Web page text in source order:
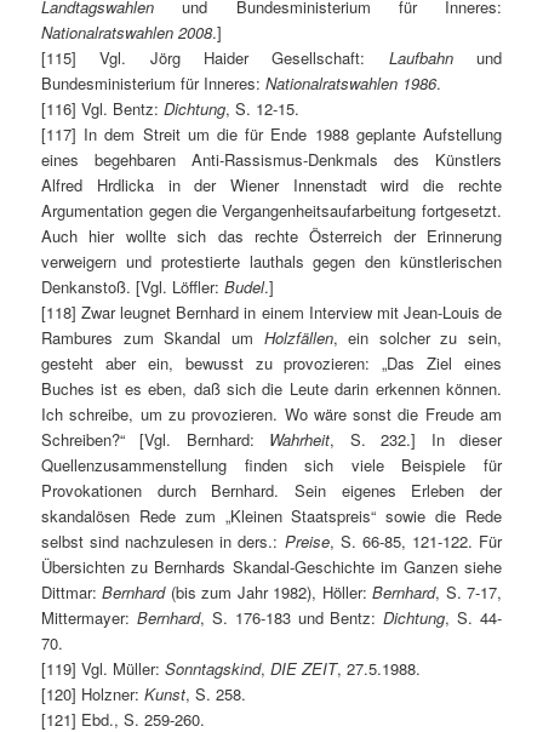
Landtagswahlen und Bundesministerium für Inneres:
Nationalratswahlen 2008.]
[115] Vgl. Jörg Haider Gesellschaft: Laufbahnund
Bundesministerium für Inneres:Nationalratswahlen 1986.
[116] Vgl. Bentz:Dichtung, S. 12-15.
[117] In dem Streit um die für Ende 1988 geplante Aufstellung
eines begehbaren Anti-Rassismus-Denkmals des Künstlers
Alfred Hrdlicka in der Wiener Innenstadt wird die rechte
Argumentation gegen die Vergangenheitsaufarbeitung fortgesetzt.
Auch hier wollte sich das rechte Österreich der Erinnerung
verweigern und protestierte lauthals gegen den künstlerischen
Denkanstoß. [Vgl. Löffler:Budel.]
[118] Zwar leugnet Bernhard in einem Interview mit Jean-Louis de
Rambures zum Skandal um Holzfällen, ein solcher zu sein,
gesteht aber ein, bewusst zu provozieren: „Das Ziel eines
Buches ist es eben, daß sich die Leute darin erkennen können.
Ich schreibe, um zu provozieren. Wo wäre sonst die Freude am
Schreiben?“ [Vgl. Bernhard: Wahrheit, S. 232.] In dieser
Quellenzusammenstellung finden sich viele Beispiele für
Provokationen durch Bernhard. Sein eigenes Erleben der
skandalösen Rede zum „Kleinen Staatspreis“ sowie die Rede
selbst sind nachzulesen in ders.: Preise, S. 66-85, 121-122. Für
Übersichten zu Bernhards Skandal-Geschichte im Ganzen siehe
Dittmar:Bernhard(bis zum Jahr 1982), Höller:Bernhard, S. 7-17,
Mittermayer: Bernhard, S. 176-183 und Bentz:Dichtung, S. 44-
70.
[119] Vgl. Müller:Sonntagskind, DIE ZEIT, 27.5.1988.
[120] Holzner:Kunst, S. 258.
[121] Ebd., S. 259-260.